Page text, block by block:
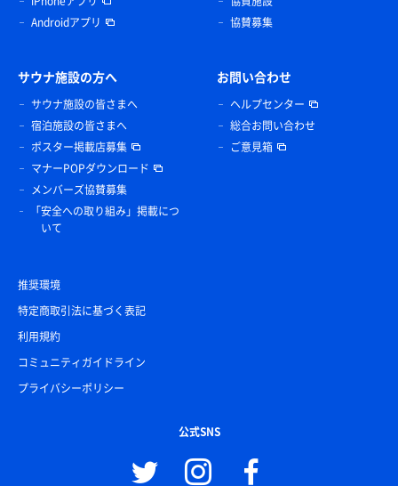
Androidアプリ
協賛募集
サウナ施設の方へ
サウナ施設の皆さまへ
宿泊施設の皆さまへ
ポスター掲載店募集
マナーPOPダウンロード
メンバーズ協賛募集
「安全への取り組み」掲載につ
いて
お問い合わせ
ヘルプセンター
総合お問い合わせ
ご意見箱
推奨環境
特定商取引法に基づく表記
利用規約
コミュニティガイドライン
プライバシーポリシー
公式SNS